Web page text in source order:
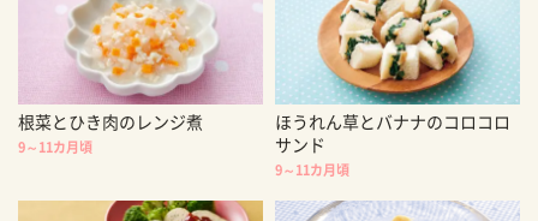
根菜とひき肉のレンジ煮
9～11カ月頃
ほうれん草とバナナのコロコロ
サンド
9～11カ月頃